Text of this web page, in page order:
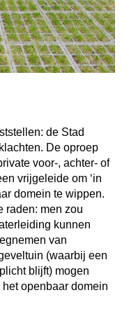
de Stad
De oproep
voor-, achter- of
vrijgeleide om ‘in
domein te wippen.
raden: men zou
kunnen
van
(waarbij een
blijft) mogen
openbaar domein